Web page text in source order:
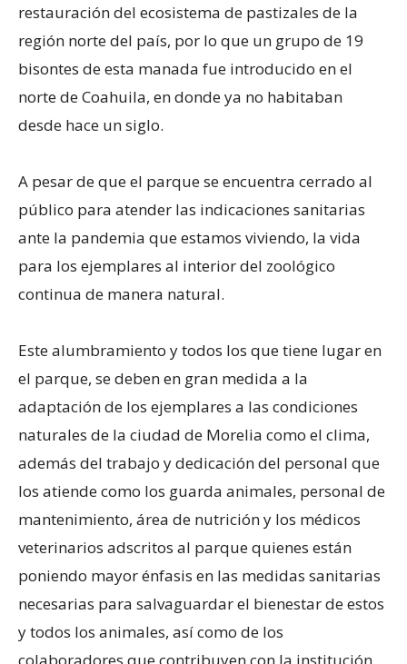
restauración del ecosistema de pastizales de la
región norte del país, por lo que un grupo de 19
bisontes de esta manada fue introducido en el
norte de Coahuila, en donde ya no habitaban
desde hace un siglo.
A pesar de que el parque se encuentra cerrado al
público para atender las indicaciones sanitarias
ante la pandemia que estamos viviendo, la vida
para los ejemplares al interior del zoológico
continua de manera natural.
Este alumbramiento y todos los que tiene lugar en
el parque, se deben en gran medida a la
adaptación de los ejemplares a las condiciones
naturales de la ciudad de Morelia como el clima,
además del trabajo y dedicación del personal que
los atiende como los guarda animales, personal de
mantenimiento, área de nutrición y los médicos
veterinarios adscritos al parque quienes están
poniendo mayor énfasis en las medidas sanitarias
necesarias para salvaguardar el bienestar de estos
y todos los animales, así como de los